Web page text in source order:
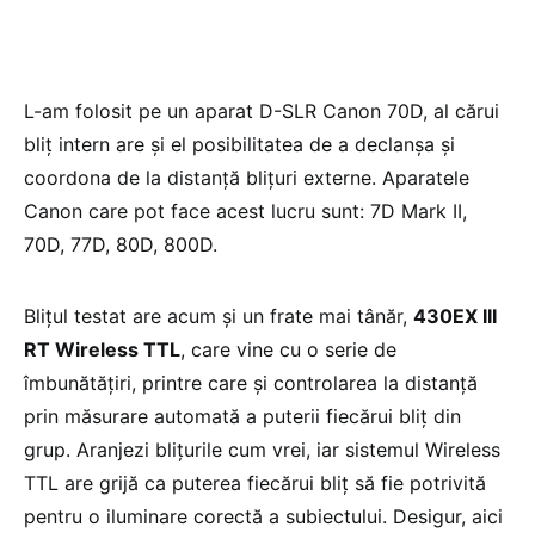
L-am folosit pe un aparat D-SLR Canon 70D, al cărui
bliț intern are și el posibilitatea de a declanșa și
coordona de la distanță blițuri externe. Aparatele
Canon care pot face acest lucru sunt: 7D Mark II,
70D, 77D, 80D, 800D.
Blițul testat are acum și un frate mai tânăr, 430EX III
RT Wireless TTL, care vine cu o serie de
îmbunătățiri, printre care și controlarea la distanță
prin măsurare automată a puterii fiecărui bliț din
grup. Aranjezi blițurile cum vrei, iar sistemul Wireless
TTL are grijă ca puterea fiecărui bliț să fie potrivită
pentru o iluminare corectă a subiectului. Desigur, aici